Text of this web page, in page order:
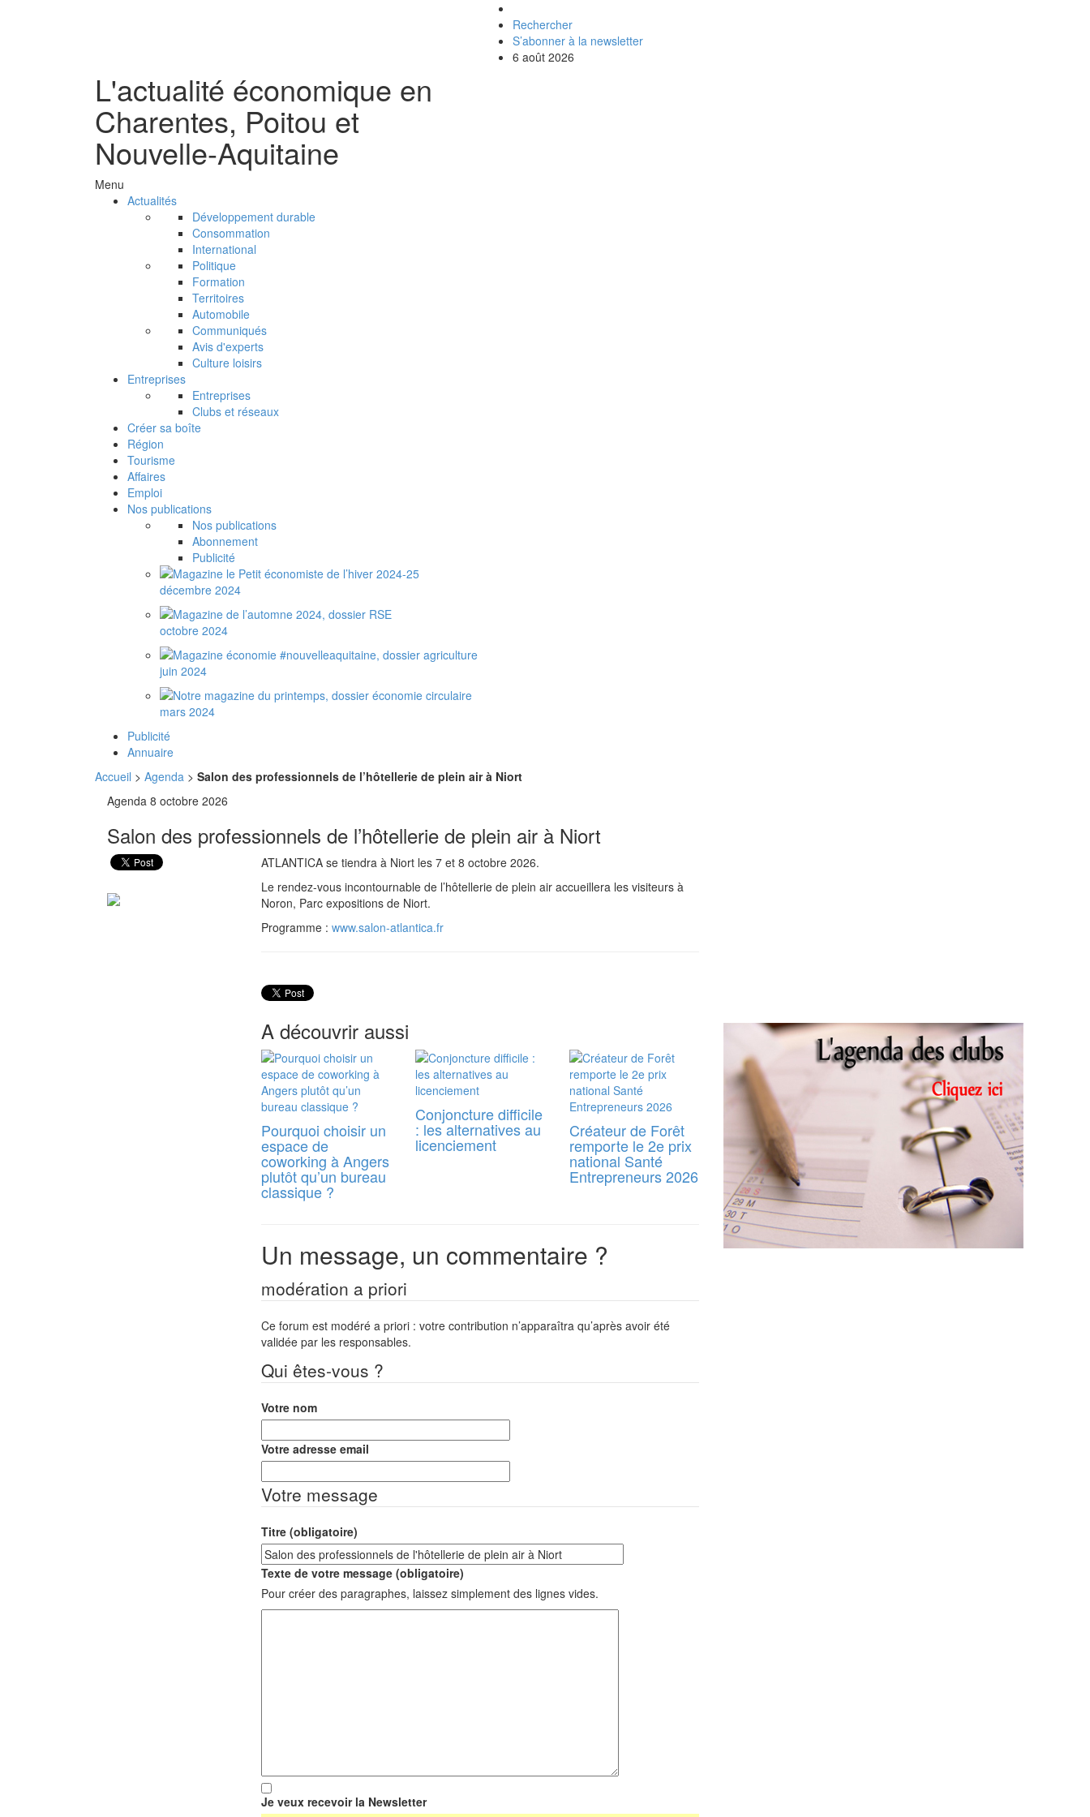
L'actualité économique en
Charentes, Poitou et
Nouvelle-Aquitaine
Rechercher
S’abonner à la newsletter
6 août 2026
Menu
Actualités
Développement durable
Consommation
International
Politique
Formation
Territoires
Automobile
Communiqués
Avis d'experts
Culture loisirs
Entreprises
Entreprises
Clubs et réseaux
Créer sa boîte
Région
Tourisme
Affaires
Emploi
Nos publications
Nos publications
Abonnement
Publicité
décembre 2024
octobre 2024
juin 2024
mars 2024
Publicité
Annuaire
Accueil > Agenda > Salon des professionnels de l’hôtellerie de plein air à Niort
Agenda 8 octobre 2026
Salon des professionnels de l’hôtellerie de plein air à Niort
ATLANTICA se tiendra à Niort les 7 et 8 octobre 2026.
Le rendez-vous incontournable de l’hôtellerie de plein air accueillera les visiteurs à
Noron, Parc expositions de Niort.
Programme : www.salon-atlantica.fr
A découvrir aussi
Pourquoi choisir un
espace de
coworking à Angers
plutôt qu’un bureau
classique ?
Conjoncture difficile
: les alternatives au
licenciement
Créateur de Forêt
remporte le 2e prix
national Santé
Entrepreneurs 2026
Un message, un commentaire ?
modération a priori
Ce forum est modéré a priori : votre contribution n’apparaîtra qu’après avoir été
validée par les responsables.
Qui êtes-vous ?
Votre nom
Votre adresse email
Votre message
Titre (obligatoire)
Texte de votre message (obligatoire)
Pour créer des paragraphes, laissez simplement des lignes vides.
Je veux recevoir la Newsletter